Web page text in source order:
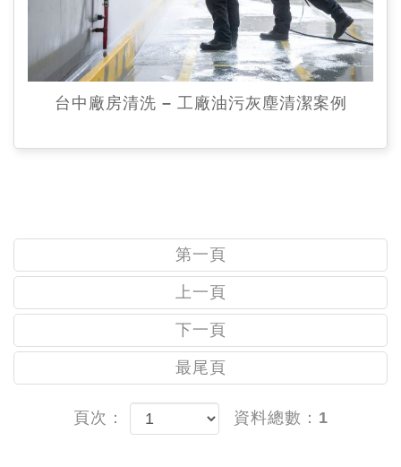
台中廠房清洗 – 工廠油污灰塵清潔案例
第一頁
上一頁
下一頁
最尾頁
頁次： 資料總數：1